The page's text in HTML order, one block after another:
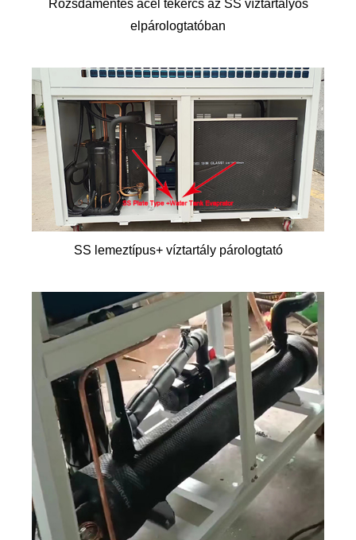
Rozsdamentes acél tekercs az SS víztartályos
elpárologtatóban
SS lemeztípus+ víztartály párologtató